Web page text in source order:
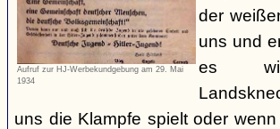
Aufruf zur HJ-Werbekundgebung am 29. Mai
1934
der
uns und
es
uns die Klampfe spielt oder